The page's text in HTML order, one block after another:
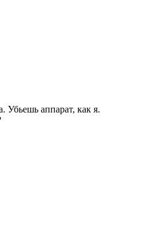
Убьешь аппарат, как я.